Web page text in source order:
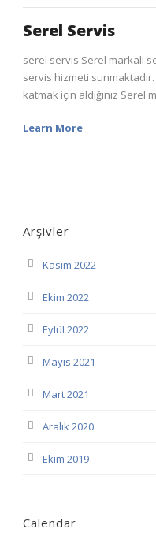
Serel Servis
serel servis Serel markalı
servis hizmeti
katmak için aldığınız Serel
Learn More
Arşivler
Kasım 2022
Ekim 2022
Eylül 2022
Mayıs 2021
Mart 2021
Aralık 2020
Ekim 2019
Calendar